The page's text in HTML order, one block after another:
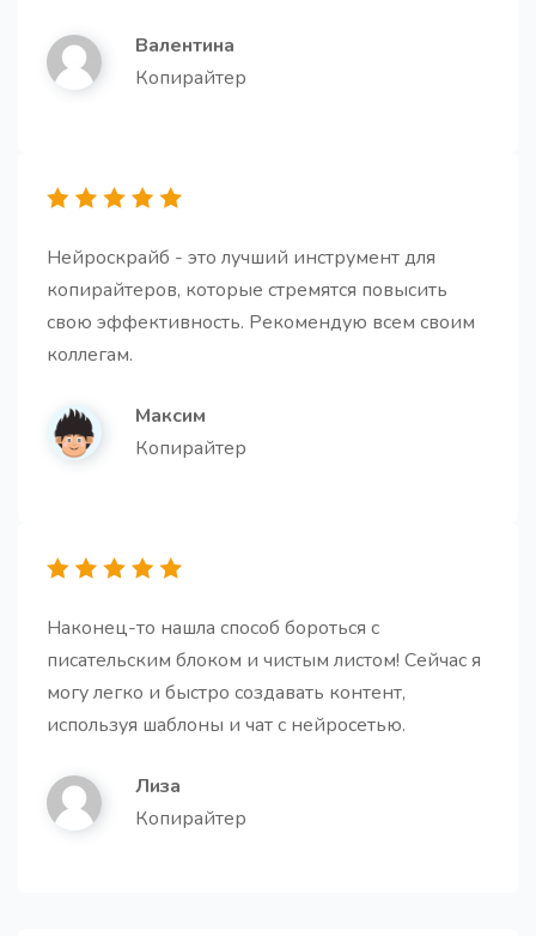
Абзацы для статьи
Получите несколько абзацев для вашей статьи.
Заключение для статьи
Создайте мощное заключение, которое побудит
читателя к действию.
статью на основе заголовка и наброска текста.
Получите короткие и простые подзаголовки для
вашей статьи
Валентина
Копирайтер
Нейроскрайб - это лучший инструмент для
копирайтеров, которые стремятся повысить
свою эффективность. Рекомендую всем своим
коллегам.
Максим
Копирайтер
Наконец-то нашла способ бороться с
писательским блоком и чистым листом! Сейчас я
могу легко и быстро создавать контент,
используя шаблоны и чат с нейросетью.
Лиза
Копирайтер